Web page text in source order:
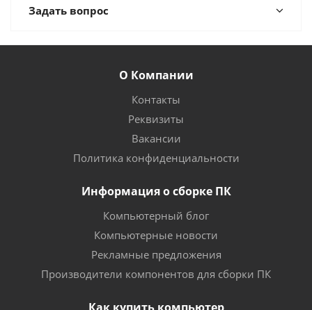
Задать вопрос
О Компании
Контакты
Реквизиты
Вакансии
Политика конфиденциальности
Информация о сборке ПК
Компьютерный блог
Компьютерные новости
Рекламные предложения
Производители компонентов для сборки ПК